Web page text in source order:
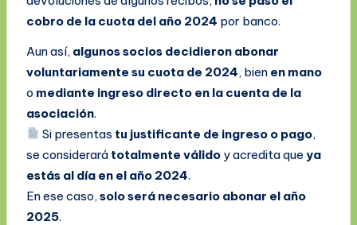
cobro de la cuota del año 2024 por banco.
Aun así, algunos socios decidieron abonar
voluntariamente su cuota de 2024, bien en mano
o mediante ingreso directo en la cuenta de la
asociación.
Si presentas tu justificante de ingreso o pago,
se considerará totalmente válido y acredita que ya
estás al día en el año 2024.
En ese caso, solo será necesario abonar el año
2025.